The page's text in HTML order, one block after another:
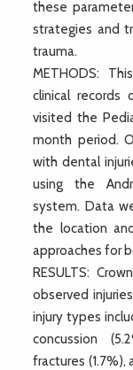
these
strategies and
trauma.
METHODS:
clinical records
visited the
month period.
with dental
using the
system. Data
the location
approaches for
RESULTS:
observed
injury types
concussion
fractures (1.7%),